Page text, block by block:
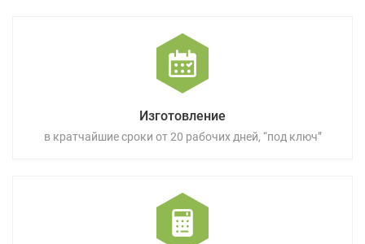
Изготовление
в кратчайшие сроки от 20 рабочих дней, “под ключ”